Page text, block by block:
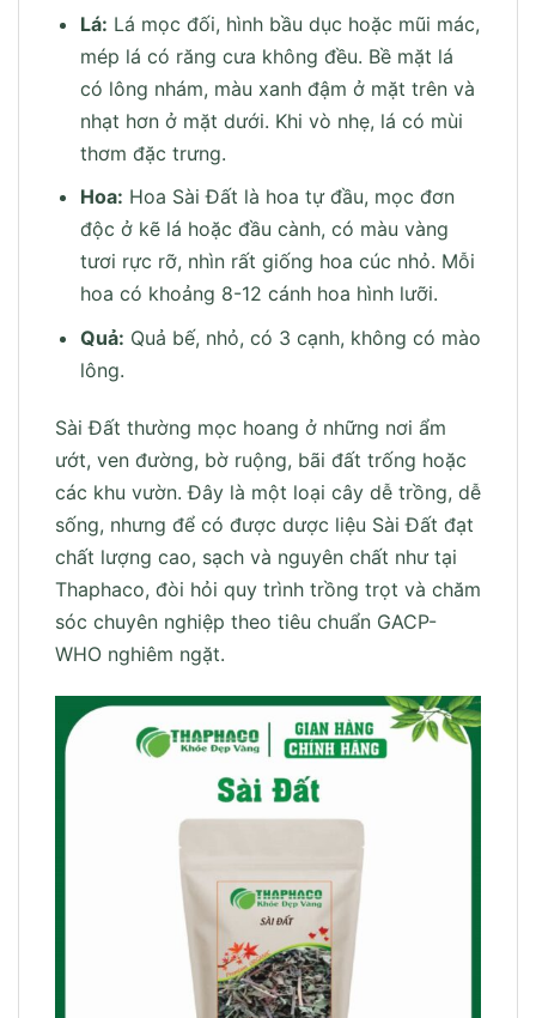
Lá: Lá mọc đối, hình bầu dục hoặc mũi mác,
mép lá có răng cưa không đều. Bề mặt lá
có lông nhám, màu xanh đậm ở mặt trên và
nhạt hơn ở mặt dưới. Khi vò nhẹ, lá có mùi
thơm đặc trưng.
Hoa: Hoa Sài Đất là hoa tự đầu, mọc đơn
độc ở kẽ lá hoặc đầu cành, có màu vàng
tươi rực rỡ, nhìn rất giống hoa cúc nhỏ. Mỗi
hoa có khoảng 8-12 cánh hoa hình lưỡi.
Quả: Quả bế, nhỏ, có 3 cạnh, không có mào
lông.
Sài Đất thường mọc hoang ở những nơi ẩm
ướt, ven đường, bờ ruộng, bãi đất trống hoặc
các khu vườn. Đây là một loại cây dễ trồng, dễ
sống, nhưng để có được dược liệu Sài Đất đạt
chất lượng cao, sạch và nguyên chất như tại
Thaphaco, đòi hỏi quy trình trồng trọt và chăm
sóc chuyên nghiệp theo tiêu chuẩn GACP-
WHO nghiêm ngặt.